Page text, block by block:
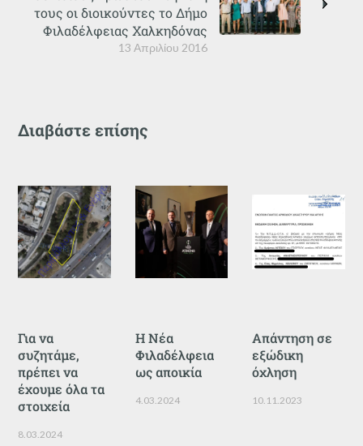
13 Απριλίου 2016
τους οι διοικούντες το Δήμο
Φιλαδέλφειας Χαλκηδόνας
Διαβάστε επίσης
Για να
συζητάμε,
πρέπει να
έχουμε όλα τα
στοιχεία
8.03.2024
Η Νέα
Φιλαδέλφεια
ως αποικία
4.03.2024
Απάντηση σε
εξώδικη
όχληση
10.11.2023